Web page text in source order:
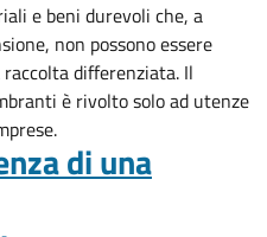
e beni durevoli che, a
non possono essere
differenziata. Il
è rivolto solo ad utenze
di una